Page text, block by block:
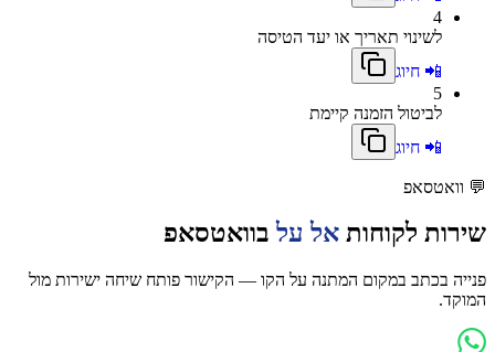
4
לשינוי תאריך או יעד הטיסה
📲 חיוג
5
לביטול הזמנה קיימת
📲 חיוג
💬 וואטסאפ
שירות לקוחות אל על בוואטסאפ
פנייה בכתב במקום המתנה על הקו — הקישור פותח שיחה ישירות מול
המוקד.